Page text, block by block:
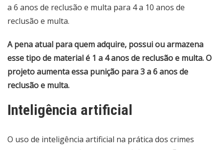
a 6 anos de reclusão e multa para 4 a 10 anos de
reclusão e multa.
A pena atual para quem adquire, possui ou armazena
esse tipo de material é 1 a 4 anos de reclusão e multa. O
projeto aumenta essa punição para 3 a 6 anos de
reclusão e multa.
Inteligência artificial
O uso de inteligência artificial na prática dos crimes